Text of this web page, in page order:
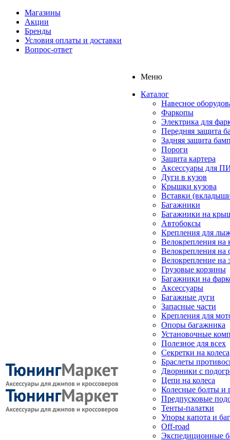
Магазины
Акции
Бренды
Условия оплаты и доставки
Вопрос-ответ
Меню
Каталог
Навесное
Фаркопы
Электрика для
Передняя защита
Задняя защита
Пороги
Защита картера
Аксессуары для
Дуги в кузов
Крышки кузова
Вставки
Багажники
Багажники на
Автобоксы
Крепления для
Велокрепления
Велокрепления на
Велокрепление на
Грузовые корзины
Багажники на
Аксессуары
Багажные дуги
Запасные части
Крепления для
Опоры багажника
Установочные
Полезное для всех
Секретки на колеса
Браслеты
Дворники с
Цепи на колеса
Колесные болты и
Предпусковые
Тенты-палатки
Упоры капота и
Off-road
Экспедиционные